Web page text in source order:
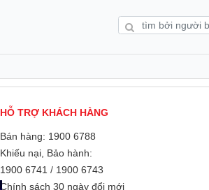
HỖ TRỢ KHÁCH HÀNG
Bán hàng: 1900 6788
Khiếu nại, Bảo hành:
1900 6741 / 1900 6743
Chính sách 30 ngày đổi mới